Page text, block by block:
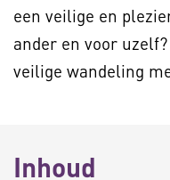
een veilige en
ander en voor
veilige wandeling
Inhoud